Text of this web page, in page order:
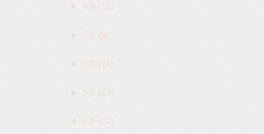
►8月(11)
►7月(9)
►6月(11)
►5月(13)
▼4月(12)